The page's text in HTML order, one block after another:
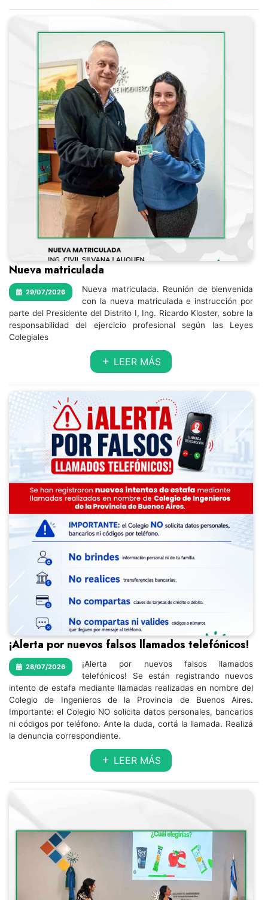
Nueva matriculada
29/07/2026
Nueva matriculada. Reunión de bienvenida
con la nueva matriculada e instrucción por
parte del Presidente del Distrito I, Ing. Ricardo Kloster, sobre la
responsabilidad del ejercicio profesional según las Leyes
Colegiales
LEER MÁS
¡Alerta por nuevos falsos llamados telefónicos!
28/07/2026
¡Alerta por nuevos falsos llamados
telefónicos! Se están registrando nuevos
intento de estafa mediante llamadas realizadas en nombre del
Colegio de Ingenieros de la Provincia de Buenos Aires.
Importante: el Colegio NO solicita datos personales, bancarios
ni códigos por teléfono. Ante la duda, cortá la llamada. Realizá
la denuncia correspondiente.
LEER MÁS